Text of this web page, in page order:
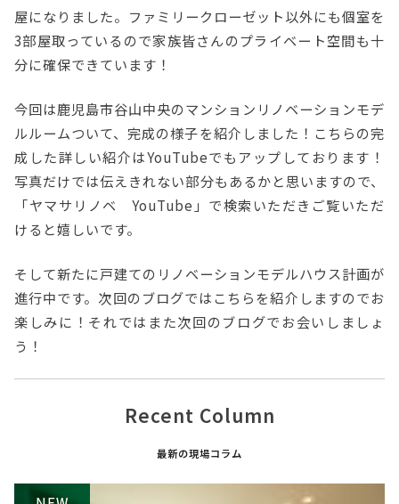
屋になりました。ファミリークローゼット以外にも個室を
3部屋取っているので家族皆さんのプライベート空間も十
分に確保できています！
今回は鹿児島市谷山中央のマンションリノベーションモデ
ルルームついて、完成の様子を紹介しました！こちらの完
成した詳しい紹介はYouTubeでもアップしております！
写真だけでは伝えきれない部分もあるかと思いますので、
「ヤマサリノベ YouTube」で検索いただきご覧いただ
けると嬉しいです。
そして新たに戸建てのリノベーションモデルハウス計画が
進行中です。次回のブログではこちらを紹介しますのでお
楽しみに！それではまた次回のブログでお会いしましょ
う！
Recent Column
最新の現場コラム